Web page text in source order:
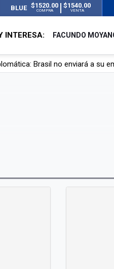
BLUE $1520.00
COMPRA
$1540.00
VENTA
INTERESA: FACUNDO
Brasil no enviará a su
6 años murió ahogado en una